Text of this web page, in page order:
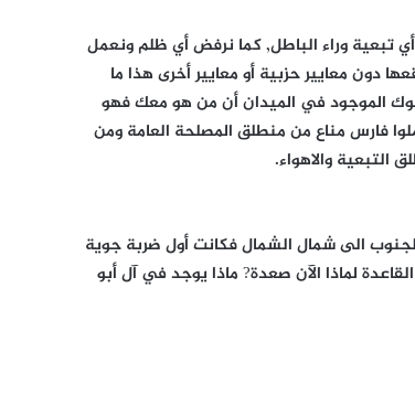
وراء الباطل, كما نرفض أي ظلم ونعمل
دون معايير حزبية أو معايير أخرى هذا ما
الموجود في الميدان أن من هو معك فهو
فارس مناع من منطلق المصلحة العامة ومن
والاهواء.
الى شمال الشمال فكانت أول ضربة جوية
لماذا الآن صعدة? ماذا يوجد في آل أبو